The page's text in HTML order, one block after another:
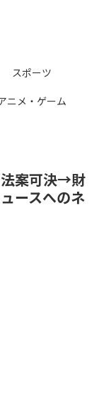
スポーツ
ニメ・ゲーム
案可決→財
ースへのネ